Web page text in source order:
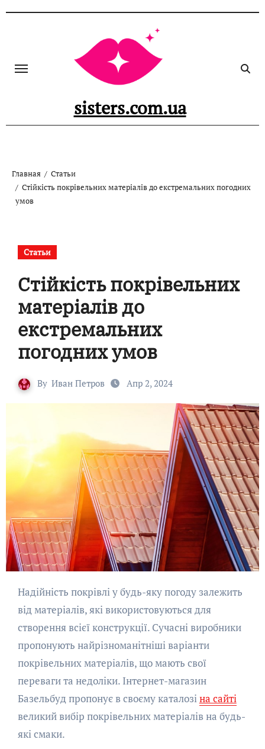
sisters.com.ua
Главная
Статьи
Стійкість покрівельних матеріалів до екстремальних погодних
умов
Статьи
Стійкість покрівельних
матеріалів до
екстремальних
погодних умов
By Иван Петров Апр 2, 2024
Надійність покрівлі у будь-яку погоду залежить
від матеріалів, які використовуються для
створення всієї конструкції. Сучасні виробники
пропонують найрізноманітніші варіанти
покрівельних матеріалів, що мають свої
переваги та недоліки. Інтернет-магазин
Базельбуд пропонує в своєму каталозіна сайті
великий вибір покрівельних матеріалів на будь-
які смаки.